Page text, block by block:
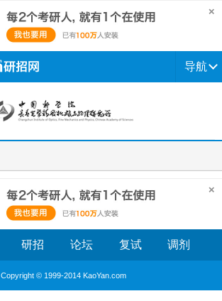
导航
研招 论坛 复试 调剂
Copyright © 1999-2014 KaoYan.com